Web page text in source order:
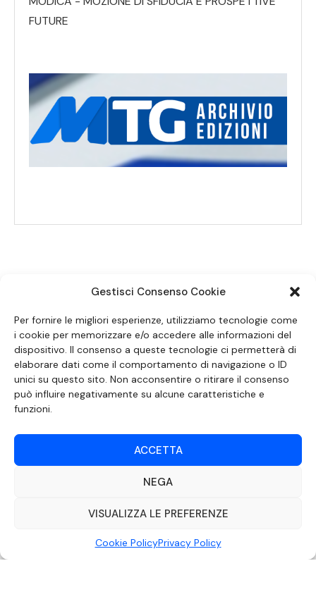
Gestisci Consenso Cookie
Per fornire le migliori esperienze, utilizziamo tecnologie come
i cookie per memorizzare e/o accedere alle informazioni del
dispositivo. Il consenso a queste tecnologie ci permetterà di
elaborare dati come il comportamento di navigazione o ID
unici su questo sito. Non acconsentire o ritirare il consenso
può influire negativamente su alcune caratteristiche e
funzioni.
ACCETTA
NEGA
VISUALIZZA LE PREFERENZE
Cookie PolicyPrivacy Policy
FUTURE
SEGUICI SUI SOCIAL
DOCUMENTO REDATTO AI SENSI DELL’ART. 6 DEL DECRETO DEL MINISTRO
AUTOREGOLAMENTAZIONE IN MATERIA DI ATTUAZIONE DEL PRINCIPIO DEL
©2022 Video Mediterraneo – Realizzato da
Tutti i diritti riservati |